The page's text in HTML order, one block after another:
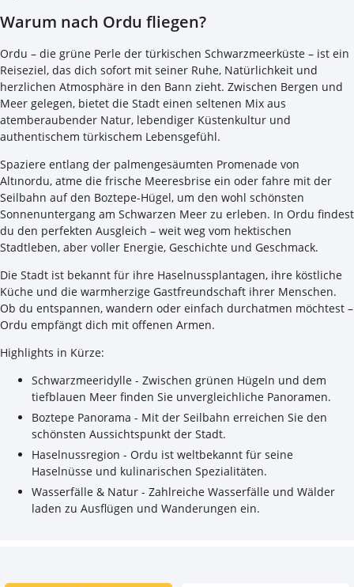
Warum nach Ordu fliegen?
Ordu – die grüne Perle der türkischen Schwarzmeerküste – ist ein
Reiseziel, das dich sofort mit seiner Ruhe, Natürlichkeit und
herzlichen Atmosphäre in den Bann zieht. Zwischen Bergen und
Meer gelegen, bietet die Stadt einen seltenen Mix aus
atemberaubender Natur, lebendiger Küstenkultur und
authentischem türkischem Lebensgefühl.
Spaziere entlang der palmengesäumten Promenade von
Altınordu, atme die frische Meeresbrise ein oder fahre mit der
Seilbahn auf den Boztepe-Hügel, um den wohl schönsten
Sonnenuntergang am Schwarzen Meer zu erleben. In Ordu findest
du den perfekten Ausgleich – weit weg vom hektischen
Stadtleben, aber voller Energie, Geschichte und Geschmack.
Die Stadt ist bekannt für ihre Haselnussplantagen, ihre köstliche
Küche und die warmherzige Gastfreundschaft ihrer Menschen.
Ob du entspannen, wandern oder einfach durchatmen möchtest –
Ordu empfängt dich mit offenen Armen.
Highlights in Kürze:
Schwarzmeeridylle - Zwischen grünen Hügeln und dem
tiefblauen Meer finden Sie unvergleichliche Panoramen.
Boztepe Panorama - Mit der Seilbahn erreichen Sie den
schönsten Aussichtspunkt der Stadt.
Haselnussregion - Ordu ist weltbekannt für seine
Haselnüsse und kulinarischen Spezialitäten.
Wasserfälle & Natur - Zahlreiche Wasserfälle und Wälder
laden zu Ausflügen und Wanderungen ein.